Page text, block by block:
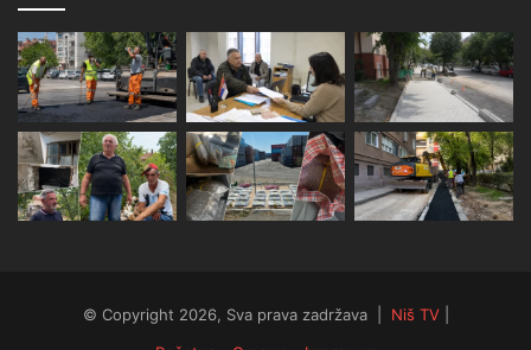
© Copyright 2026, Sva prava zadržava | Niš TV|